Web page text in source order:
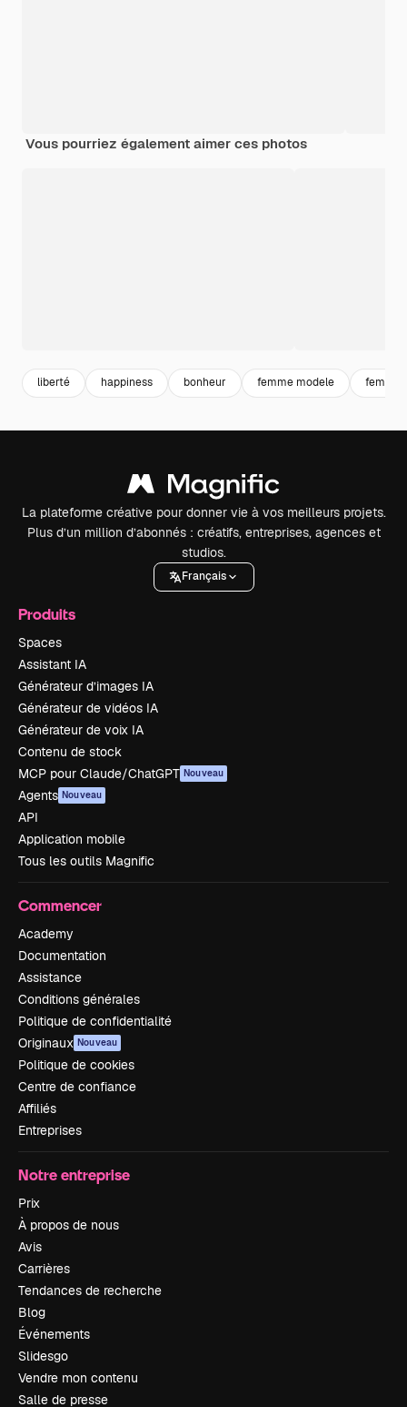
Vous pourriez également aimer ces photos
liberté happiness bonheur femme modele femme
La plateforme créative pour donner vie à vos meilleurs projets.
Plus d’un million d’abonnés : créatifs, entreprises, agences et
studios.
Français
Produits
Spaces
Assistant IA
Générateur d’images IA
Générateur de vidéos IA
Générateur de voix IA
Contenu de stock
MCP pour Claude/ChatGPT Nouveau
Agents Nouveau
API
Application mobile
Tous les outils Magnific
Commencer
Academy
Documentation
Assistance
Conditions générales
Politique de confidentialité
Originaux Nouveau
Politique de cookies
Centre de confiance
Affiliés
Entreprises
Notre entreprise
Prix
À propos de nous
Avis
Carrières
Tendances de recherche
Blog
Événements
Slidesgo
Vendre mon contenu
Salle de presse